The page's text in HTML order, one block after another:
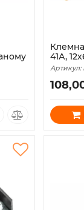
41А,
Артикул: